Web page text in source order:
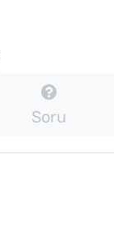
Soru